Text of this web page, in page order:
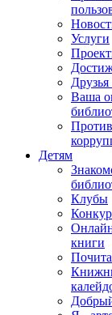
Услуги
Ваша
Детям
Клубы
книги